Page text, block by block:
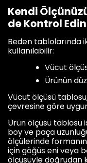
Kendi
de Kontrol Edin
Beden tablolarında
kullanılabilir:
Vücut
Ürünün
Vücut ölçüsü
çevresine göre
Ürün ölçüsü tablosu
boy ve paça
ölçülerinde
için göğüs eni veya
ölçüsüyle doğrudan